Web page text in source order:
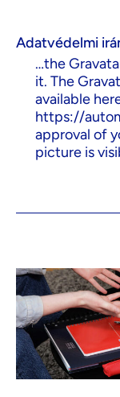
Adatvédelmi
…the
it. The
available
https://
approval of
picture is